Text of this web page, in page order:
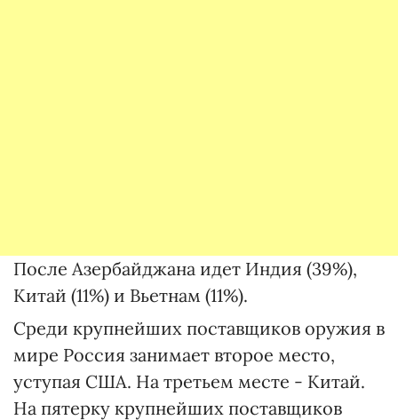
После Азербайджана идет Индия (39%),
Китай (11%) и Вьетнам (11%).
Среди крупнейших поставщиков оружия в
мире Россия занимает второе место,
уступая США. На третьем месте - Китай.
На пятерку крупнейших поставщиков